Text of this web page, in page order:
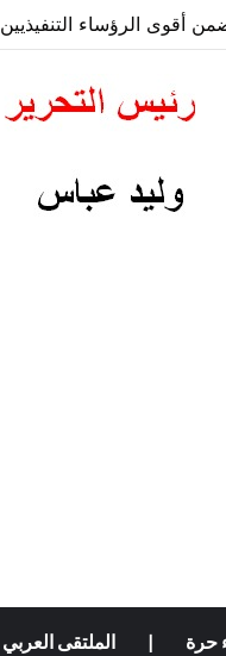
الرؤساء التنفيذيين 2026
حرة الملتقى العربي